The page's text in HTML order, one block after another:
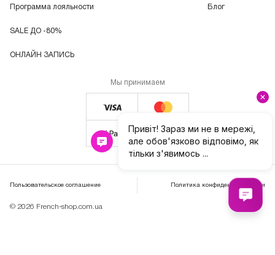
Программа лояльности
SALE ДО -80%
ОНЛАЙН ЗАПИСЬ
Блог
Мы принимаем
© 2026 French-shop.com.ua
Пользовательское соглашение Политика конфиденциальности